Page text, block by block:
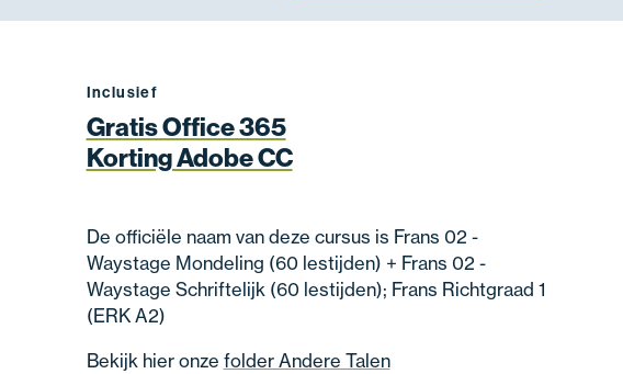
Inclusief
Gratis Office 365
Korting Adobe CC
De officiële naam van deze cursus is Frans 02 -
Waystage Mondeling (60 lestijden) + Frans 02 -
Waystage Schriftelijk (60 lestijden); Frans Richtgraad 1
(ERK A2)
Bekijk hier onze folder Andere Talen